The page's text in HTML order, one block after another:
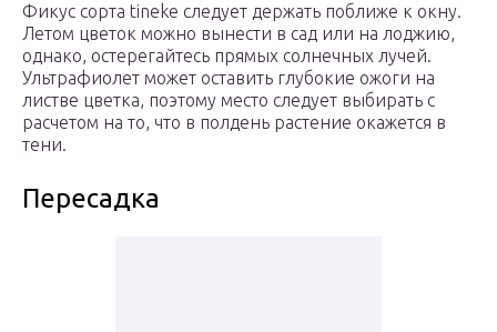
Фикус сорта tineke следует держать поближе к окну.
Летом цветок можно вынести в сад или на лоджию,
однако, остерегайтесь прямых солнечных лучей.
Ультрафиолет может оставить глубокие ожоги на
листве цветка, поэтому место следует выбирать с
расчетом на то, что в полдень растение окажется в
тени.
Пересадка